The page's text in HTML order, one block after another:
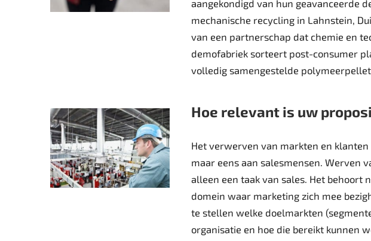
aangekondigd van hun geavanceerde
mechanische recycling in Lahnstein,
van een partnerschap dat chemie en
demofabriek sorteert post-consumer
volledig samengestelde
Hoe relevant is uw
Het verwerven van markten en
maar eens aan salesmensen. Werven
alleen een taak van sales. Het behoort
domein waar marketing zich mee
te stellen welke doelmarkten
organisatie en hoe die bereikt kunnen